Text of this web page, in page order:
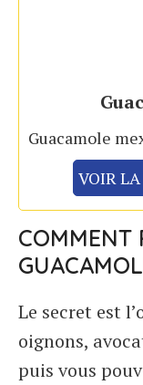
Guacamole
VOIR
COMMENT
Le secret est
oignons,
puis vous